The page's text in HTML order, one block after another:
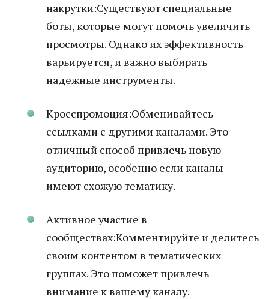
накрутки:Существуют специальные
боты, которые могут помочь увеличить
просмотры. Однако их эффективность
варьируется, и важно выбирать
надежные инструменты.
Кросспромоция:Обменивайтесь
ссылками с другими каналами. Это
отличный способ привлечь новую
аудиторию, особенно если каналы
имеют схожую тематику.
Активное участие в
сообществах:Комментируйте и делитесь
своим контентом в тематических
группах. Это поможет привлечь
внимание к вашему каналу.